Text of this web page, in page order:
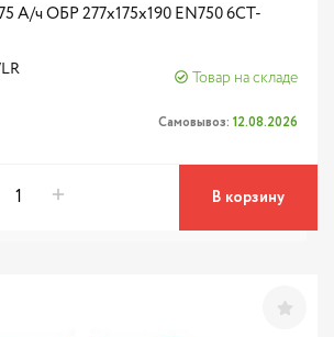
А/ч ОБР 277х175х190 EN750 6CT-
Товар на складе
Самовывоз: 12.08.2026
В корзину